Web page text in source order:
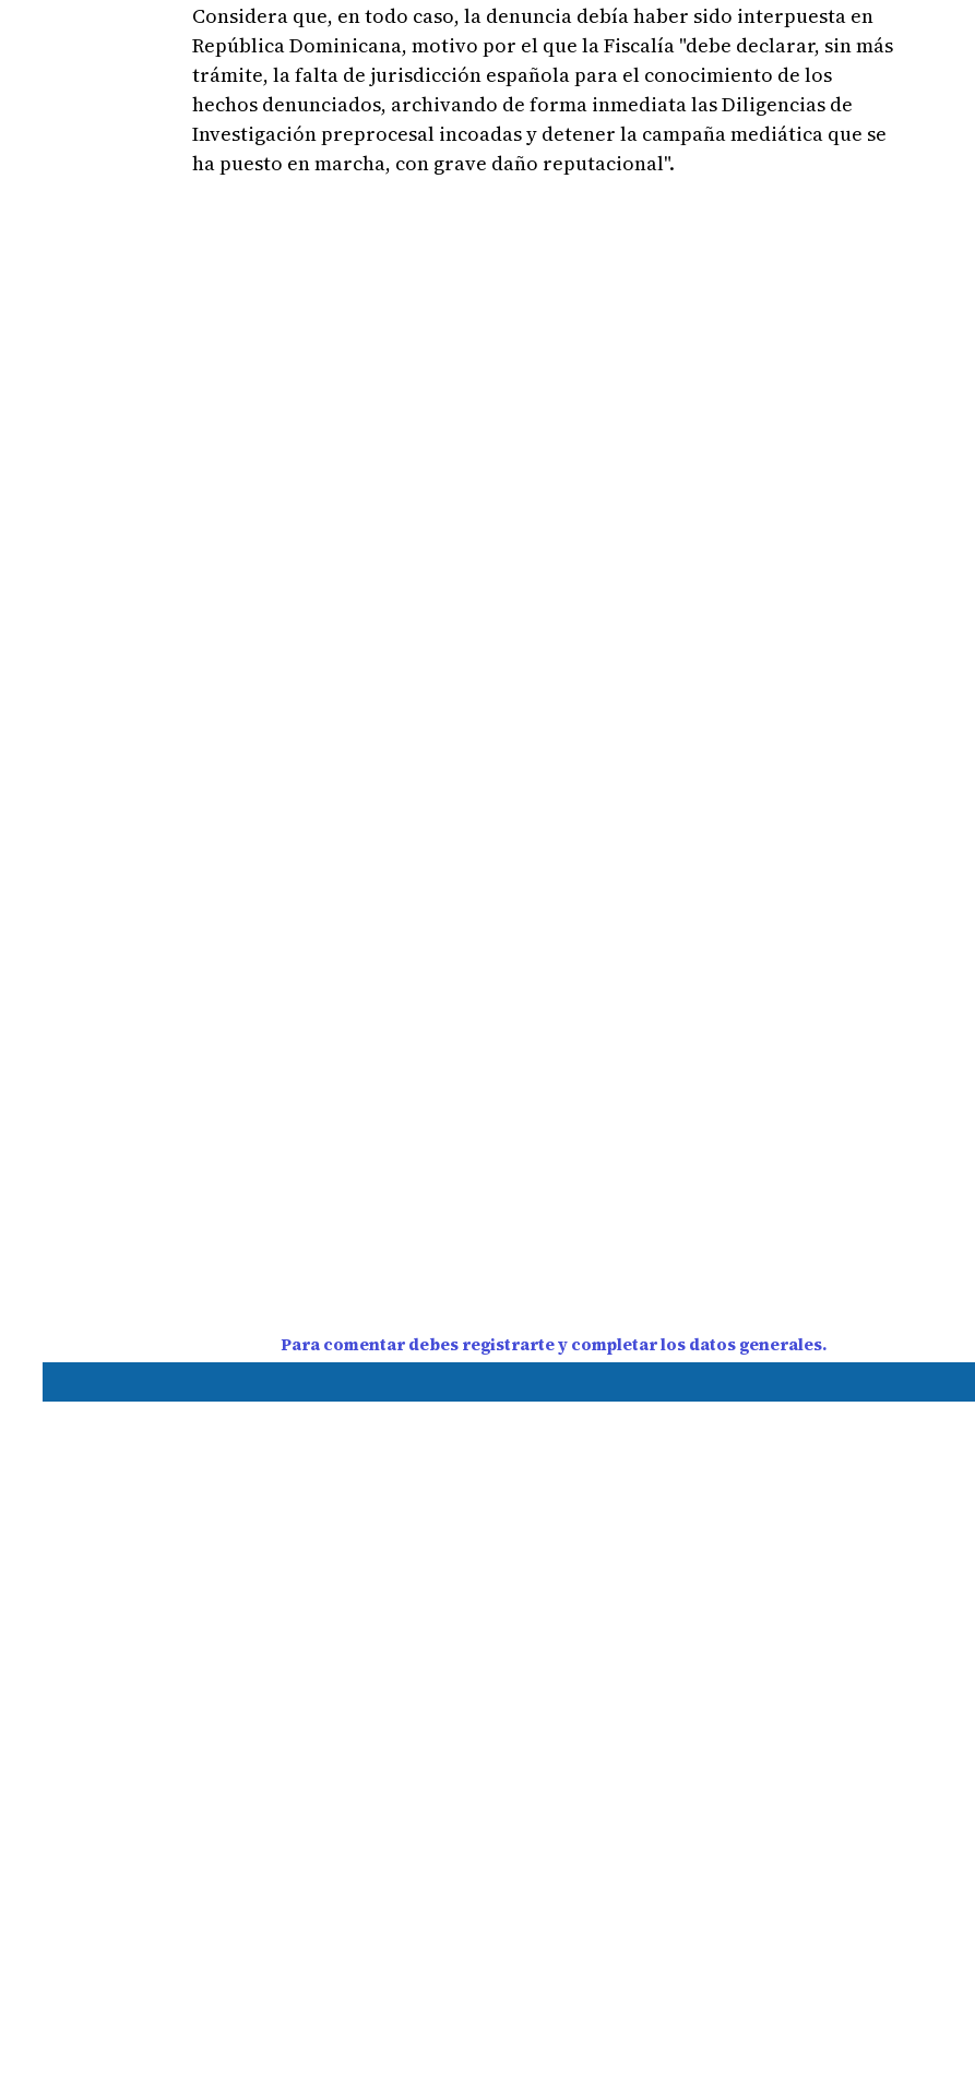
Considera que, en todo caso, la denuncia debía haber sido interpuesta en
República Dominicana, motivo por el que la Fiscalía "debe declarar, sin más
trámite, la falta de jurisdicción española para el conocimiento de los
hechos denunciados, archivando de forma inmediata las Diligencias de
Investigación preprocesal incoadas y detener la campaña mediática que se
ha puesto en marcha, con grave daño reputacional".
Para comentar debes registrarte y completar los datos generales.